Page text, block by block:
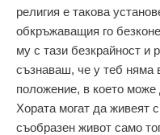
религия е такова
обкръжаващия го
му с тази безкрайност и
съзнаваш, че у теб няма
положение, в което може
Хората могат да живеят
съобразен живот само